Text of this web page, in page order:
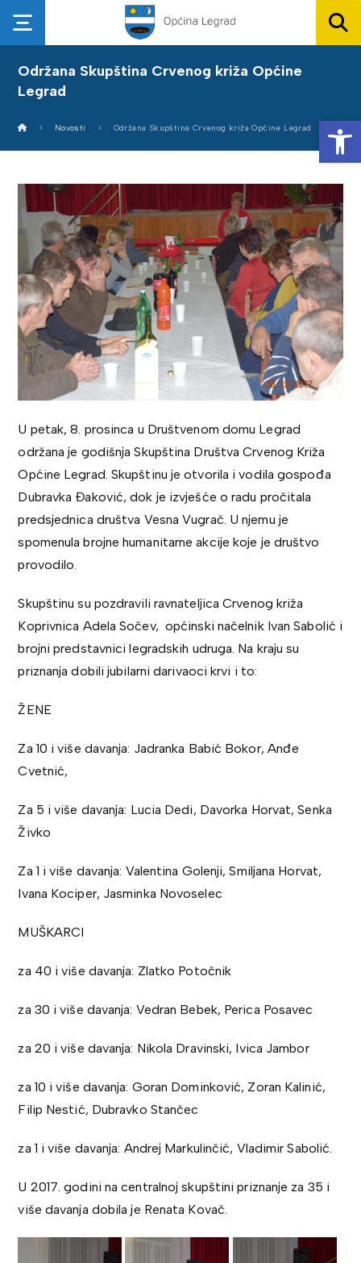
Održana Skupština Crvenog križa Općine
Legrad
Novosti Održana Skupština Crvenog križa Općine Legrad
U petak, 8. prosinca u Društvenom domu Legrad
održana je godišnja Skupština Društva Crvenog Križa
Općine Legrad. Skupštinu je otvorila i vodila gospođa
Dubravka Đaković, dok je izvješće o radu pročitala
predsjednica društva Vesna Vugrač. U njemu je
spomenula brojne humanitarne akcije koje je društvo
provodilo.
Skupštinu su pozdravili ravnateljica Crvenog križa
Koprivnica Adela Sočev, općinski načelnik Ivan Sabolić i
brojni predstavnici legradskih udruga. Na kraju su
priznanja dobili jubilarni darivaoci krvi i to:
ŽENE
Za 10 i više davanja: Jadranka Babić Bokor, Anđe
Cvetnić,
Za 5 i više davanja: Lucia Dedi, Davorka Horvat, Senka
Živko
Za 1 i više davanja: Valentina Golenji, Smiljana Horvat,
Ivana Kociper, Jasminka Novoselec
MUŠKARCI
za 40 i više davanja: Zlatko Potočnik
za 30 i više davanja: Vedran Bebek, Perica Posavec
za 20 i više davanja: Nikola Dravinski, Ivica Jambor
za 10 i više davanja: Goran Dominković, Zoran Kalinić,
Filip Nestić, Dubravko Stančec
za 1 i više davanja: Andrej Markulinčić, Vladimir Sabolić.
U 2017. godini na centralnoj skupštini priznanje za 35 i
više davanja dobila je Renata Kovač.